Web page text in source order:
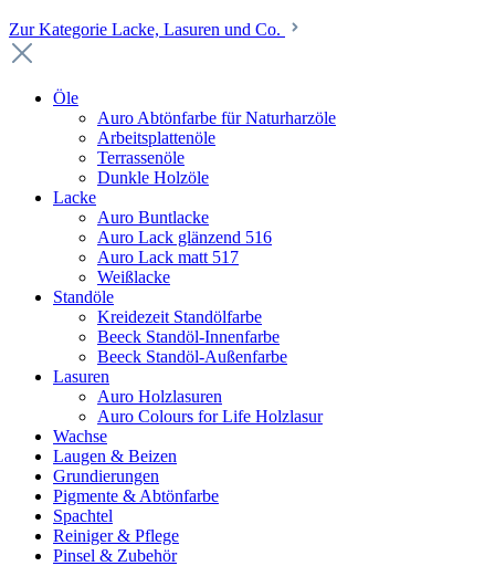
Zur Kategorie Lacke, Lasuren und Co.
Öle
Auro Abtönfarbe für Naturharzöle
Arbeitsplattenöle
Terrassenöle
Dunkle Holzöle
Lacke
Auro Buntlacke
Auro Lack glänzend 516
Auro Lack matt 517
Weißlacke
Standöle
Kreidezeit Standölfarbe
Beeck Standöl-Innenfarbe
Beeck Standöl-Außenfarbe
Lasuren
Auro Holzlasuren
Auro Colours for Life Holzlasur
Wachse
Laugen & Beizen
Grundierungen
Pigmente & Abtönfarbe
Spachtel
Reiniger & Pflege
Pinsel & Zubehör